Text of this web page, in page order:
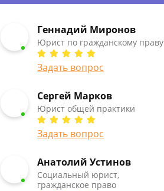
Геннадий Миронов
Юрист по гражданскому праву
Задать вопрос
Сергей Марков
Юрист общей практики
Задать вопрос
Анатолий Устинов
Социальный юрист,
гражданское право